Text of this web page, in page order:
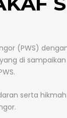
(PWS)
di
serta